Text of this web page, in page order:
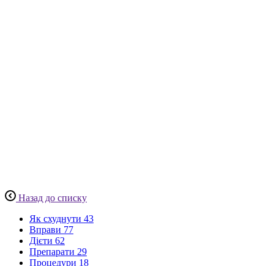
Назад до списку
Як схуднути 43
Вправи 77
Дієти 62
Препарати 29
Процедури 18